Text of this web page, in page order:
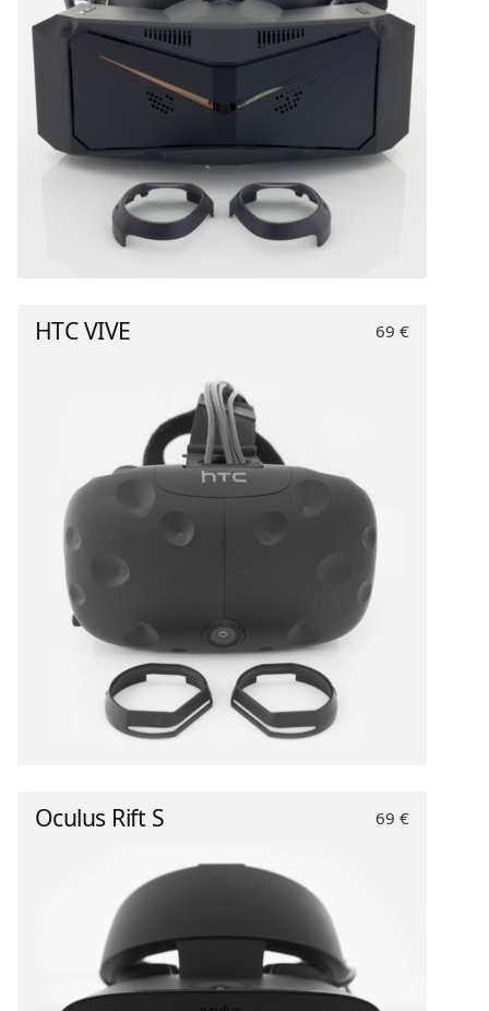
HTC VIVE 69 €
Oculus Rift S 69 €